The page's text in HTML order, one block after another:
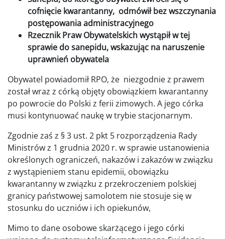
cofnięcie kwarantanny, odmówił bez wszczynania
postępowania administracyjnego
Rzecznik Praw Obywatelskich wystąpił w tej
sprawie do sanepidu, wskazując na naruszenie
uprawnień obywatela
Obywatel powiadomił RPO, że niezgodnie z prawem
został wraz z córką objęty obowiązkiem kwarantanny
po powrocie do Polski z ferii zimowych. A jego córka
musi kontynuować naukę w trybie stacjonarnym.
Zgodnie zaś z § 3 ust. 2 pkt 5 rozporządzenia Rady
Ministrów z 1 grudnia 2020 r. w sprawie ustanowienia
określonych ograniczeń, nakazów i zakazów w związku
z wystąpieniem stanu epidemii, obowiązku
kwarantanny w związku z przekroczeniem polskiej
granicy państwowej samolotem nie stosuje się w
stosunku do uczniów i ich opiekunów,
Mimo to dane osobowe skarżącego i jego córki